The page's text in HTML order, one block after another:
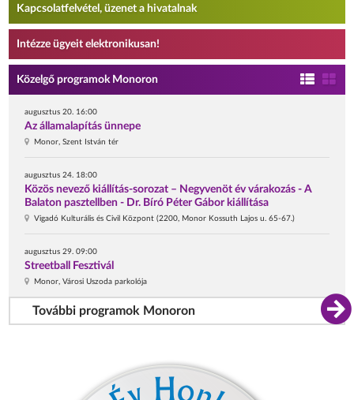
Kapcsolatfelvétel, üzenet a hivatalnak
Intézze ügyeit elektronikusan!
Közelgő programok Monoron
augusztus 20. 16:00
Az államalapítás ünnepe
Monor, Szent István tér
augusztus 24. 18:00
Közös nevező kiállítás-sorozat – Negyvenöt év várakozás - A
Balaton pasztellben - Dr. Bíró Péter Gábor kiállítása
Vigadó Kulturális és Civil Központ (2200, Monor Kossuth Lajos u. 65-67.)
augusztus 29. 09:00
Streetball Fesztivál
Monor, Városi Uszoda parkolója
További programok Monoron